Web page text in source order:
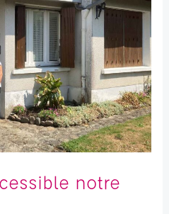
notre